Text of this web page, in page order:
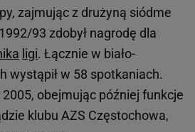
zajmując z drużyną siódme
93 zdobył nagrodę dla
ligi. Łącznie w biało-
wystąpił w 58 spotkaniach.
2005, obejmując później funkcje
klubu AZS Częstochowa,